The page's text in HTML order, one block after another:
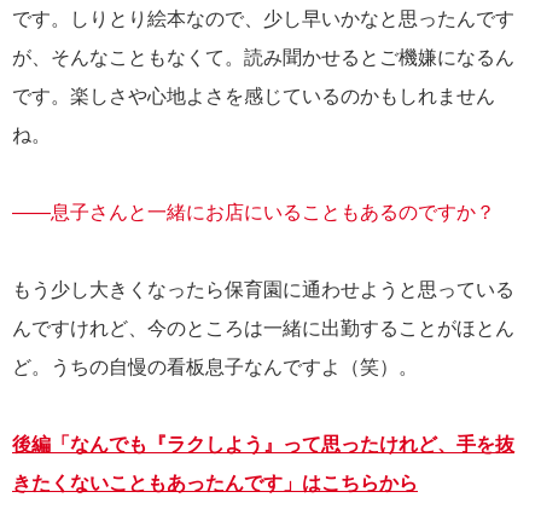
です。しりとり絵本なので、少し早いかなと思ったんです
が、そんなこともなくて。読み聞かせるとご機嫌になるん
です。楽しさや心地よさを感じているのかもしれません
ね。
――息子さんと一緒にお店にいることもあるのですか？
もう少し大きくなったら保育園に通わせようと思っている
んですけれど、今のところは一緒に出勤することがほとん
ど。うちの自慢の看板息子なんですよ（笑）。
後編「なんでも『ラクしよう』って思ったけれど、手を抜
きたくないこともあったんです」はこちらから